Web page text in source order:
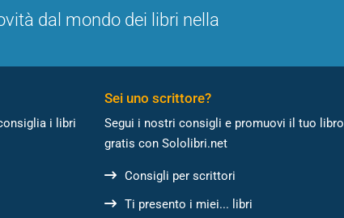
dal mondo dei libri nella
i libri
Sei uno scrittore?
Segui i nostri consigli e promuovi il tuo libro
gratis con Sololibri.net
Consigli per scrittori
Ti presento i miei... libri